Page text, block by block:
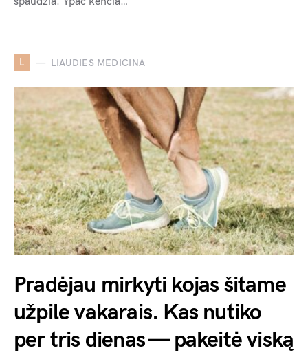
L LIAUDIES MEDICINA
Pradėjau mirkyti kojas šitame
užpile vakarais. Kas nutiko
per tris dienas — pakeitė viską